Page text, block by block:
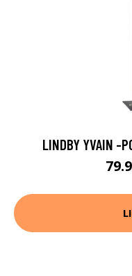
LINDBY YVAIN -